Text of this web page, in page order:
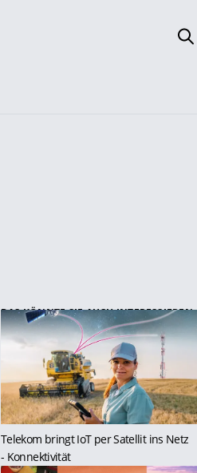
DAS KÖNNTE SIE AUCH INTERESSIEREN:
Telekom bringt IoT per Satellit ins Netz
- Konnektivität